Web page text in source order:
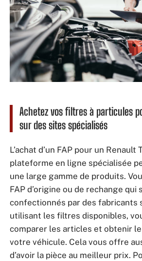
Achetez vos filtres à particules
sur des sites spécialisés
L’achat d’un FAP pour un Renault
plateforme en ligne spécialisée
une large gamme de produits.
FAP d’origine ou de rechange qui
confectionnés par des fabricants
utilisant les filtres disponibles,
comparer les articles et obtenir
votre véhicule. Cela vous offre
d’avoir la pièce au meilleur prix.